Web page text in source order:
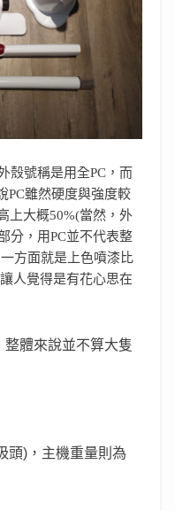
殼號稱是用全PC，而
PC雖然硬度與強度較
上大概50%(當然，外
分，用PC並不代表整
方面就是上色噴漆比
人覺得是有花心思在
體來說並不算大隻
頭)，主機重量則為